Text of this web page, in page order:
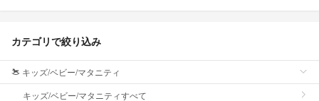
カテゴリで絞り込み
キッズ/ベビー/マタニティ
キッズ/ベビー/マタニティすべて